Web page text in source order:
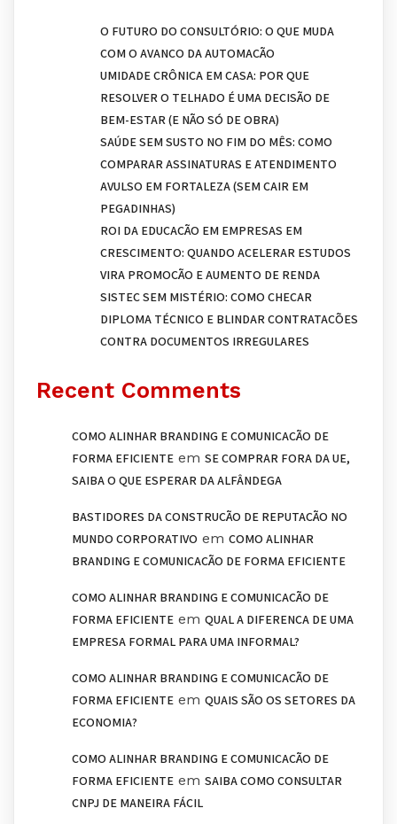
O FUTURO DO CONSULTÓRIO: O QUE MUDA
COM O AVANÇO DA AUTOMAÇÃO
UMIDADE CRÔNICA EM CASA: POR QUE
RESOLVER O TELHADO É UMA DECISÃO DE
BEM-ESTAR (E NÃO SÓ DE OBRA)
SAÚDE SEM SUSTO NO FIM DO MÊS: COMO
COMPARAR ASSINATURAS E ATENDIMENTO
AVULSO EM FORTALEZA (SEM CAIR EM
PEGADINHAS)
ROI DA EDUCAÇÃO EM EMPRESAS EM
CRESCIMENTO: QUANDO ACELERAR ESTUDOS
VIRA PROMOÇÃO E AUMENTO DE RENDA
SISTEC SEM MISTÉRIO: COMO CHECAR
DIPLOMA TÉCNICO E BLINDAR CONTRATAÇÕES
CONTRA DOCUMENTOS IRREGULARES
Recent Comments
COMO ALINHAR BRANDING E COMUNICAÇÃO DE
FORMA EFICIENTE em SE COMPRAR FORA DA UE,
SAIBA O QUE ESPERAR DA ALFÂNDEGA
BASTIDORES DA CONSTRUÇÃO DE REPUTAÇÃO NO
MUNDO CORPORATIVO em COMO ALINHAR
BRANDING E COMUNICAÇÃO DE FORMA EFICIENTE
COMO ALINHAR BRANDING E COMUNICAÇÃO DE
FORMA EFICIENTE em QUAL A DIFERENÇA DE UMA
EMPRESA FORMAL PARA UMA INFORMAL?
COMO ALINHAR BRANDING E COMUNICAÇÃO DE
FORMA EFICIENTE em QUAIS SÃO OS SETORES DA
ECONOMIA?
COMO ALINHAR BRANDING E COMUNICAÇÃO DE
FORMA EFICIENTE em SAIBA COMO CONSULTAR
CNPJ DE MANEIRA FÁCIL